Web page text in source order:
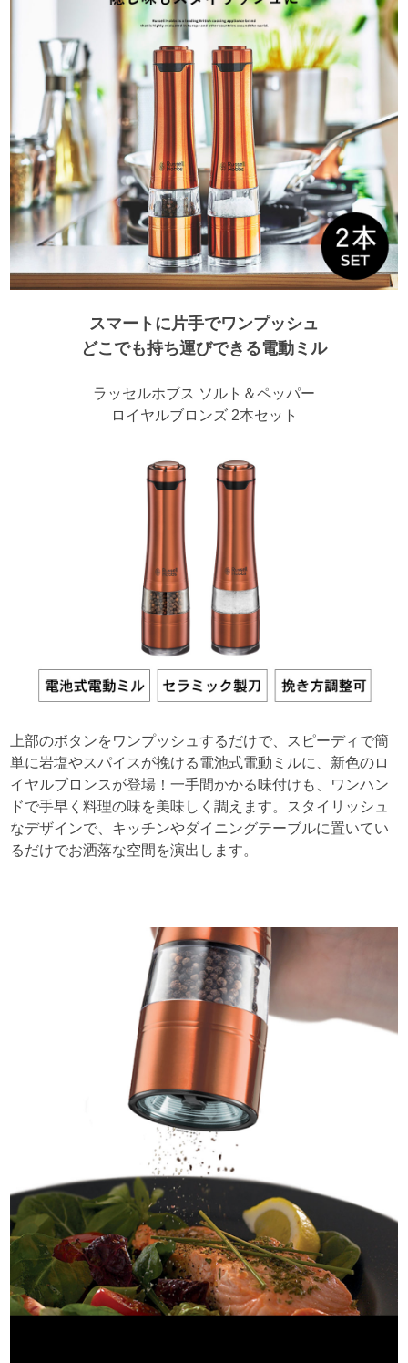
スマートに片手でワンプッシュ
どこでも持ち運びできる電動ミル
ラッセルホブス ソルト＆ペッパー
ロイヤルブロンズ 2本セット
上部のボタンをワンプッシュするだけで、スピーディで簡
単に岩塩やスパイスが挽ける電池式電動ミルに、新色のロ
イヤルブロンスが登場！一手間かかる味付けも、ワンハン
ドで手早く料理の味を美味しく調えます。スタイリッシュ
なデザインで、キッチンやダイニングテーブルに置いてい
るだけでお洒落な空間を演出します。